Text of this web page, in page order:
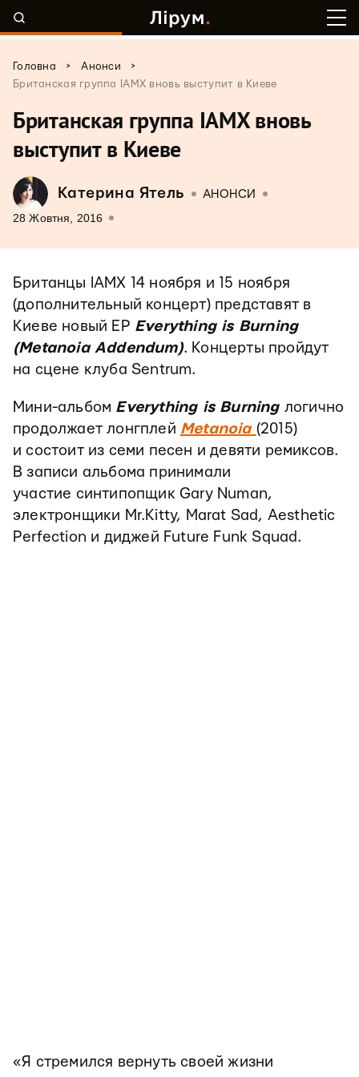
Головна > Анонси
>
Британская группа IAMX вновь выступит в Киеве
Британская группа IAMX вновь
выступит в Киеве
Катерина Ятель АНОНСИ
28 Жовтня, 2016
Британцы IAMX 14 ноября и 15 ноября
(дополнительный концерт) представят в
Киеве новый EP Everything is Burning
(Metanoia Addendum). Концерты пройдут
на сцене клуба Sentrum.
Мини-альбом Everything is Burning логично
продолжает лонгплей Metanoia (2015)
и состоит из семи песен и девяти ремиксов.
В записи альбома принимали
участие синтипопщик Gary Numan,
электронщики Mr.Kitty, Marat Sad, Aesthetic
Perfection и диджей Future Funk Squad.
«Я стремился вернуть своей жизни